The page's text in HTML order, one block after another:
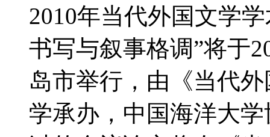
2010年当代外国文学
书写与叙事格调”将于
岛市举行，由《当代
学承办，中国海洋大